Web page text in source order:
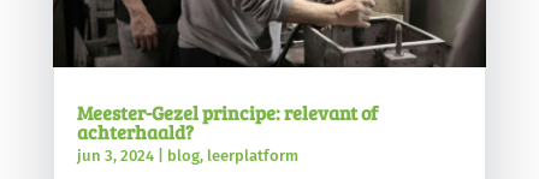
Meester-Gezel principe: relevant of
achterhaald?
jun 3, 2024| blog, leerplatform